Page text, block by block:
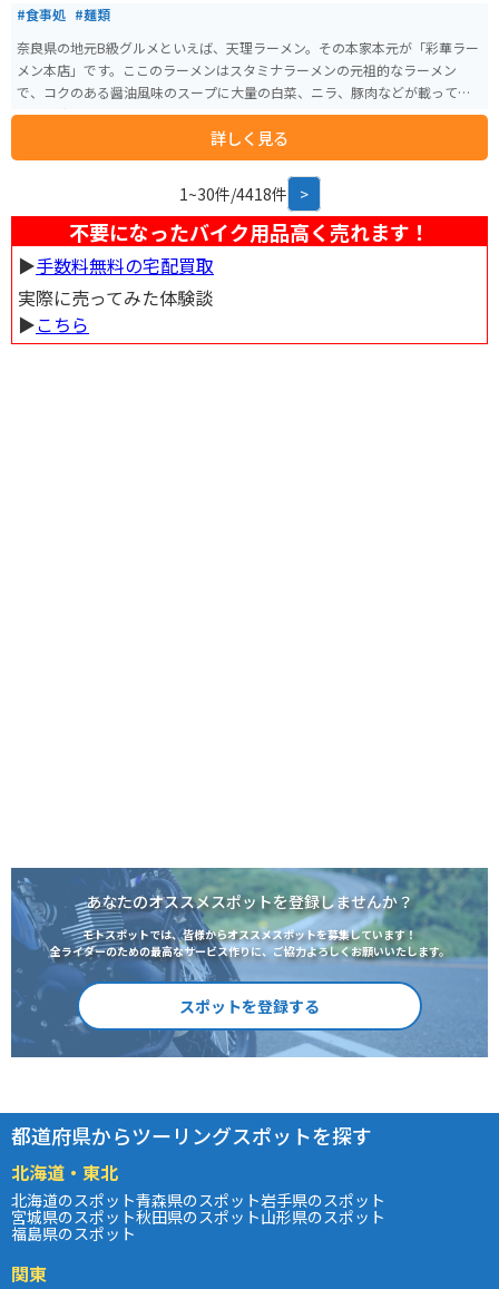
#食事処 #麺類
奈良県の地元B級グルメといえば、天理ラーメン。その本家本元が「彩華ラー
メン本店」です。ここのラーメンはスタミナラーメンの元祖的なラーメン
で、コクのある醤油風味のスープに大量の白菜、ニラ、豚肉などが載ってお
り、一度食べるとまた食べたくなるくせになる味わいです。テーブルにはラ
ージャン、ニンニクが常備されており、お好みに合わせて味を調整出来ます。
詳しく見る
1~30件/4418件 >
不要になったバイク用品高く売れます！
▶︎手数料無料の宅配買取
実際に売ってみた体験談
▶︎こちら
あなたのオススメスポットを登録しませんか？
モトスポットでは、皆様からオススメスポットを募集しています！
全ライダーのための最高なサービス作りに、ご協力よろしくお願いいたします。
スポットを登録する
都道府県からツーリングスポットを探す
北海道・東北
北海道のスポット青森県のスポット岩手県のスポット
宮城県のスポット秋田県のスポット山形県のスポット
福島県のスポット
関東